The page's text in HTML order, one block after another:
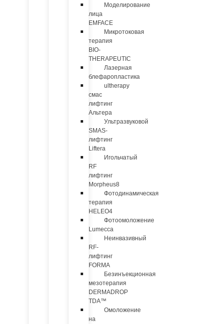
Моделирование
лица
EMFACE
Микротоковая
терапия
BIO-
THERAPEUTIC
Лазерная
блефаропластика
ultherapy
смас
лифтинг
Альтера
Ультразвуковой
SMAS-
лифтинг
Liftera
Игольчатый
RF
лифтинг
Morpheus8
Фотодинамическая
терапия
HELEO4
Фотоомоложение
Lumecca
Неинвазивный
RF-
лифтинг
FORMA
Безинъекционная
мезотерапия
DERMADROP
TDA™
Омоложение
на